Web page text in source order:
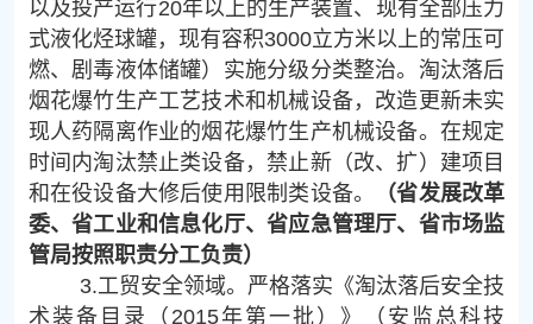
以及投产运行20年以上的生产装置、现有全部压力
式液化烃球罐，现有容积3000立方米以上的常压可
燃、剧毒液体储罐）实施分级分类整治。淘汰落后
烟花爆竹生产工艺技术和机械设备，改造更新未实
现人药隔离作业的烟花爆竹生产机械设备。在规定
时间内淘汰禁止类设备，禁止新（改、扩）建项目
和在役设备大修后使用限制类设备。
（省发展改革
委、省工业和信息化厅、省应急管理厅、省市场监
管局按照职责分工负责）
3.工贸安全领域。严格落实《淘汰落后安全技
术装备目录（2015年第一批）》（安监总科技